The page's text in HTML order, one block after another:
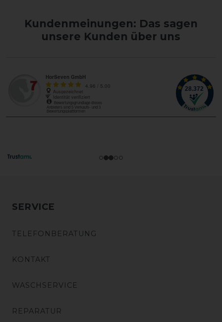
Kundenmeinungen: Das sagen
unsere Kunden über uns
SERVICE
TELEFONBERATUNG
KONTAKT
WASCHSERVICE
REPARATUR